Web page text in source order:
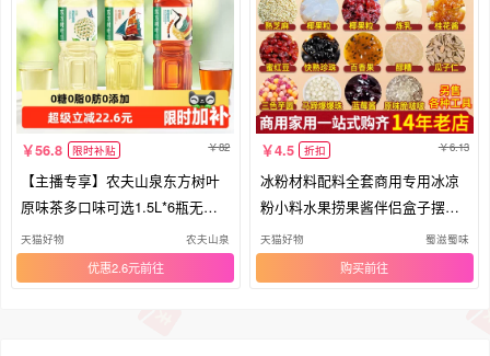
56.8 限时补贴 82
【主播专享】农夫山泉东方树叶
原味茶多口味可选1.5L*6瓶无糖
饮料
天猫好物 农夫山泉
优惠2.6元
4.5 折扣 6.13
冰粉材料配料全套商用专用冰凉
粉小料水果捞果酱伴侣盒子摆摊
开店
天猫好物 蜀滋蜀味
购买